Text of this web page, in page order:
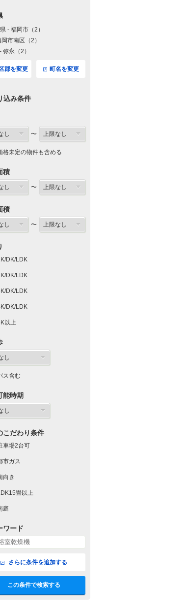
- 福岡市（2）
岡市南区（2）
弥永（2）
郡を変更 町名を変更
込み条件
〜
格未定の物件も含める
積
〜
積
〜
DK/LDK
DK/LDK
DK/LDK
DK/LDK
以上
ス含む
能時期
こだわり条件
車場2台可
市ガス
向き
畳以上
庭
ワード
さらに条件を追加する
この条件で検索する